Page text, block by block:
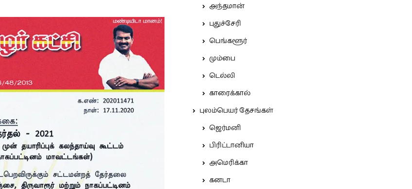
அந்தமான்
புதுச்சேரி
பெங்களூர்
மும்பை
டெல்லி
காரைக்கால்
புலம்பெயர் தேசங்கள்
ஜெர்மனி
பிரிட்டானியா
அமெரிக்கா
கனடா